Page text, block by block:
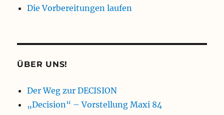
Die Vorbereitungen laufen
ÜBER UNS!
Der Weg zur DECISION
„Decision“ – Vorstellung Maxi 84